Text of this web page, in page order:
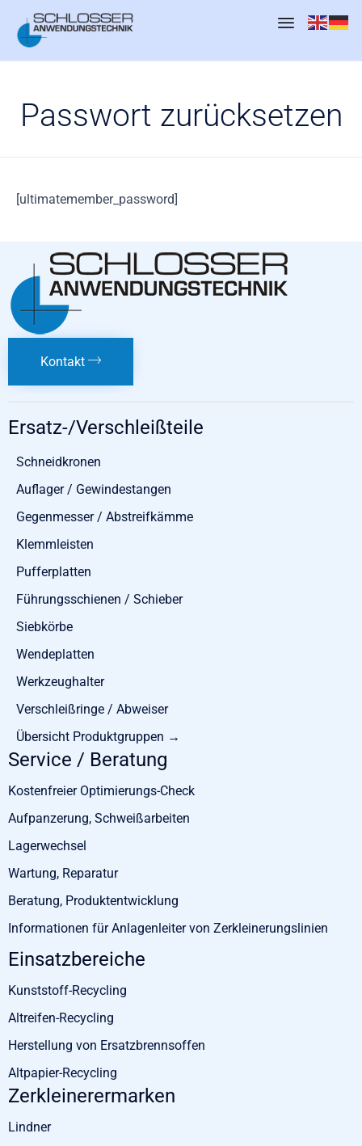
Passwort zurücksetzen
[ultimatemember_password]
Kontakt
Ersatz-/Verschleißteile
Schneidkronen
Auflager / Gewindestangen
Gegenmesser / Abstreifkämme
Klemmleisten
Pufferplatten
Führungsschienen / Schieber
Siebkörbe
Wendeplatten
Werkzeughalter
Verschleißringe / Abweiser
Übersicht Produktgruppen →
Service / Beratung
Kostenfreier Optimierungs-Check
Aufpanzerung, Schweißarbeiten
Lagerwechsel
Wartung, Reparatur
Beratung, Produktentwicklung
Informationen für Anlagenleiter von Zerkleinerungslinien
Einsatzbereiche
Kunststoff-Recycling
Altreifen-Recycling
Herstellung von Ersatzbrennsoffen
Altpapier-Recycling
Zerkleinerermarken
Lindner